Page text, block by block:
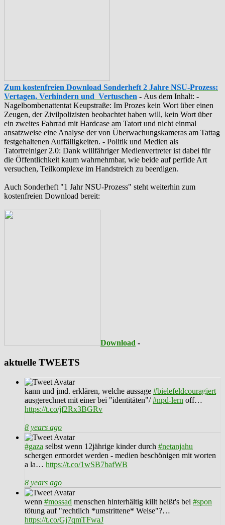
Zum kostenfreien Download Sonderheft 2 Jahre NSU-Prozess:
Vertagen, Verhindern und Vertuschen - Aus dem Inhalt: -
‪Nagelbombenattentat‬ ‎Keupstraße‬: Im Prozes kein Wort über einen
Zeugen, der Zivilpolizisten beobachtet haben will, kein Wort über
ein zweites Fahrrad mit Hardcase am Tatort und nicht einmal
ansatzweise eine Analyse der von Überwachungskameras am Tattag
festgehaltenen Auffälligkeiten. - Politik und Medien als
‪Tatortreiniger‬ 2.0: Dank willfähriger Medienvertreter ist dabei für
die Öffentlichkeit kaum wahrnehmbar, wie beide auf perfide Art
versuchen, Teilkomplexe im Handstreich zu beerdigen.
Auch Sonderheft "1 Jahr NSU-Prozess" steht weiterhin zum
kostenfreien Download bereit:
Download -
aktuelle TWEETS
kann und jmd. erklären, welche aussage #bielefeldcouragiert
ausgerechnet mit einer bei "identitäten"/#npd-lern off…
https://t.co/jf2Rx3BGRv
8 years ago
#gaza selbst wenn 12jährige kinder durch #netanjahu
schergen ermordet werden - medien beschönigen mit worten
a la… https://t.co/1wSB7bafWB
8 years ago
wenn #mossad menschen hinterhältig killt heißt's bei #spon
tötung auf "rechtlich *umstrittene* Weise"?…
https://t.co/Gj7qmTFwaJ